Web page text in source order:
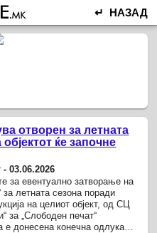
↵ НАЗАД
отворен за летната
ќе започне
-03.06.2026
за евентуално затворање на
за летната сезона поради
на целиот објект, од СЦ
за „Слободен печат“
е донесена конечна одлука